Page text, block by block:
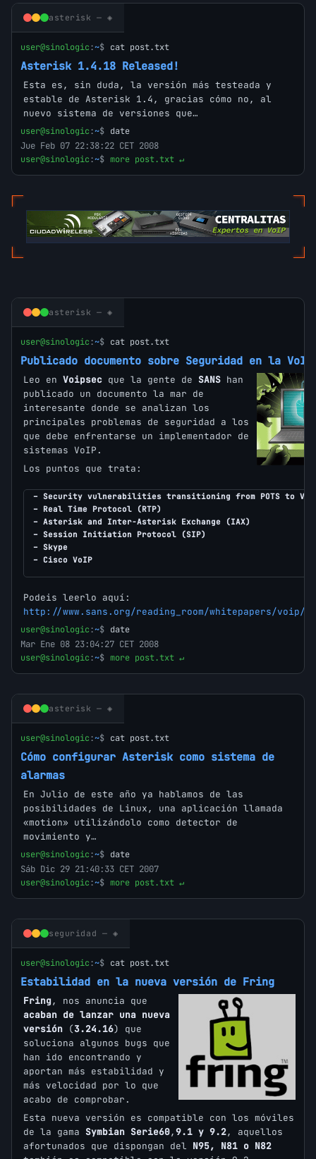
asterisk — ◈
user@sinologic:~$ cat post.txt
Asterisk 1.4.18 Released!
Esta es, sin duda, la versión más testeada y
estable de Asterisk 1.4, gracias cómo no, al
nuevo sistema de versiones que…
user@sinologic:~$ date
Jue Feb 07 22:38:22 CET 2008
user@sinologic:~$ more post.txt ↵
asterisk — ◈
user@sinologic:~$ cat post.txt
Publicado documento sobre Seguridad en la VoIP
Leo en Voipsec que la gente de SANS han
publicado un documento la mar de
interesante donde se analizan los
principales problemas de seguridad a los
que debe enfrentarse un implementador de
sistemas VoIP.
Los puntos que trata:
– Security vulnerabilities transitioning from POTS to
– Real Time Protocol (RTP)
– Asterisk and Inter-Asterisk Exchange (IAX)
– Session Initiation Protocol (SIP)
– Skype
– Cisco VoIP
Podeis leerlo aquí:
http://www.sans.org/reading_room/whitepapers/voip/
user@sinologic:~$ date
Mar Ene 08 23:04:27 CET 2008
user@sinologic:~$ more post.txt ↵
asterisk — ◈
user@sinologic:~$ cat post.txt
Cómo configurar Asterisk como sistema de
alarmas
En Julio de este año ya hablamos de las
posibilidades de Linux, una aplicación llamada
«motion» utilizándolo como detector de
movimiento y…
user@sinologic:~$ date
Sáb Dic 29 21:40:33 CET 2007
user@sinologic:~$ more post.txt ↵
seguridad — ◈
user@sinologic:~$ cat post.txt
Estabilidad en la nueva versión de Fring
Fring, nos anuncia que
acaban de lanzar una nueva
versión (3.24.16) que
soluciona algunos bugs que
han ido encontrando y
aportan más estabilidad y
más velocidad por lo que
acabo de comprobar.
Esta nueva versión es compatible con los móviles
de la gama Symbian Serie60,9.1 y 9.2, aquellos
afortunados que dispongan del N95, N81 o N82